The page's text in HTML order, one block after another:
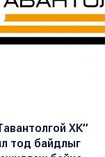
ХК”
тод байдлыг